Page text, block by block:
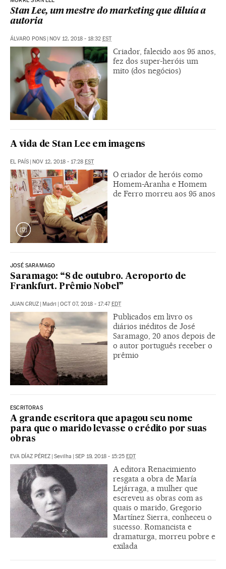
Stan Lee, um mestre do marketing que diluía a
autoria
ÁLVARO PONS | NOV 12, 2018 - 18:32 EST
Criador, falecido aos 95 anos,
fez dos super-heróis um
mito (dos negócios)
A vida de Stan Lee em imagens
EL PAÍS | NOV 12, 2018 - 17:28 EST
O criador de heróis como
Homem-Aranha e Homem
de Ferro morreu aos 95 anos
JOSÉ SARAMAGO
Saramago: “8 de outubro. Aeroporto de
Frankfurt. Prêmio Nobel”
JUAN CRUZ | Madri | OCT 07, 2018 - 17:47EDT
Publicados em livro os
diários inéditos de José
Saramago, 20 anos depois de
o autor português receber o
prêmio
ESCRITORAS
A grande escritora que apagou seu nome
para que o marido levasse o crédito por suas
obras
EVA DÍAZ PÉREZ | Sevilha | SEP 19, 2018 - 15:25 EDT
A editora Renacimiento
resgata a obra de María
Lejárraga, a mulher que
escreveu as obras com as
quais o marido, Gregorio
Martínez Sierra, conheceu o
sucesso. Romancista e
dramaturga, morreu pobre e
exilada